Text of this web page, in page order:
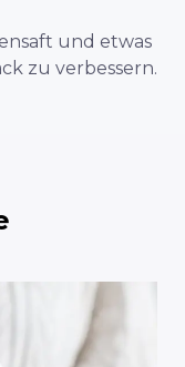
und etwas
zu verbessern.